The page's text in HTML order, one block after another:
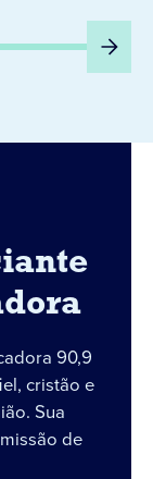
90,9
cristão e
Sua
de